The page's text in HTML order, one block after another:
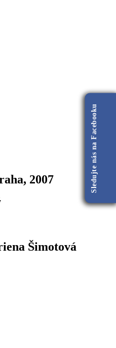
2007
Šimotová
Sledujte nás na Facebooku